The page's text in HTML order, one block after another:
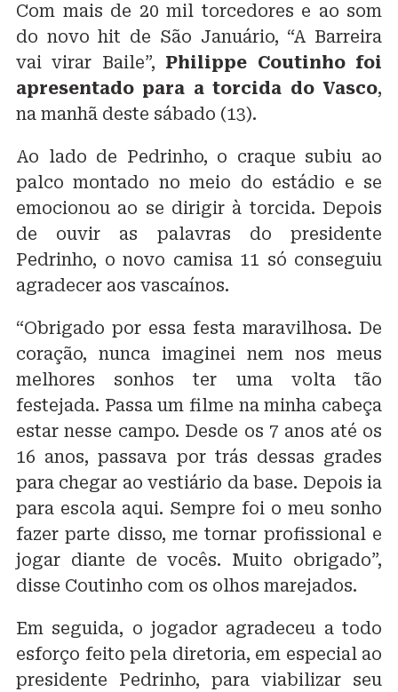
Com mais de 20 mil torcedores e ao som
do novo hit de São Januário, “A Barreira
vai virar Baile”, Philippe Coutinho foi
apresentado para a torcida do Vasco,
na manhã deste sábado (13).
Ao lado de Pedrinho, o craque subiu ao
palco montado no meio do estádio e se
emocionou ao se dirigir à torcida. Depois
de ouvir as palavras do presidente
Pedrinho, o novo camisa 11 só conseguiu
agradecer aos vascaínos.
“Obrigado por essa festa maravilhosa. De
coração, nunca imaginei nem nos meus
melhores sonhos ter uma volta tão
festejada. Passa um filme na minha cabeça
estar nesse campo. Desde os 7 anos até os
16 anos, passava por trás dessas grades
para chegar ao vestiário da base. Depois ia
para escola aqui. Sempre foi o meu sonho
fazer parte disso, me tornar profissional e
jogar diante de vocês. Muito obrigado”,
disse Coutinho com os olhos marejados.
Em seguida, o jogador agradeceu a todo
esforço feito pela diretoria, em especial ao
presidente Pedrinho, para viabilizar seu